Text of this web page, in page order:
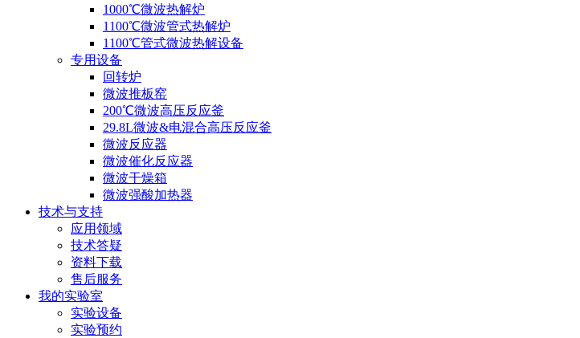
1000℃微波热解炉
1100℃微波管式热解炉
1100℃管式微波热解设备
专用设备
回转炉
微波推板窑
200℃微波高压反应釜
29.8L微波&电混合高压反应釜
微波反应器
微波催化反应器
微波干燥箱
微波强酸加热器
技术与支持
应用领域
技术答疑
资料下载
售后服务
我的实验室
实验设备
实验预约